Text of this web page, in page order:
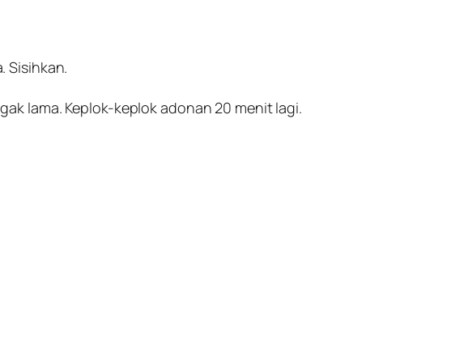
Sisihkan.
lama. Keplok-keplok adonan 20 menit lagi.